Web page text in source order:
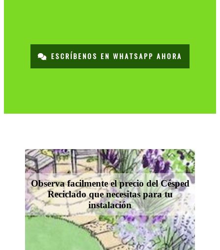
ESCRÍBENOS EN WHATSAPP AHORA
Observa facilmente el precio del Césped
Reciclado que necesitas para tu
instalación